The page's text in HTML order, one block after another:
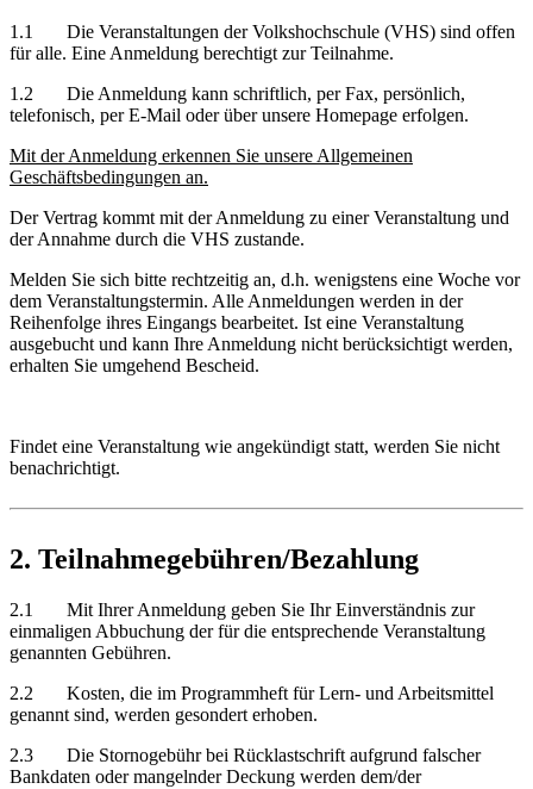
1.1 Die Veranstaltungen der Volkshochschule (VHS) sind offen
für alle. Eine Anmeldung berechtigt zur Teilnahme.
1.2 Die Anmeldung kann schriftlich, per Fax, persönlich,
telefonisch, per E-Mail oder über unsere Homepage erfolgen.
Mit der Anmeldung erkennen Sie unsere Allgemeinen
Geschäftsbedingungen an.
Der Vertrag kommt mit der Anmeldung zu einer Veranstaltung und
der Annahme durch die VHS zustande.
Melden Sie sich bitte rechtzeitig an, d.h. wenigstens eine Woche vor
dem Veranstaltungstermin. Alle Anmeldungen werden in der
Reihenfolge ihres Eingangs bearbeitet. Ist eine Veranstaltung
ausgebucht und kann Ihre Anmeldung nicht berücksichtigt werden,
erhalten Sie umgehend Bescheid.
Findet eine Veranstaltung wie angekündigt statt, werden Sie nicht
benachrichtigt.
2. Teilnahmegebühren/Bezahlung
2.1 Mit Ihrer Anmeldung geben Sie Ihr Einverständnis zur
einmaligen Abbuchung der für die entsprechende Veranstaltung
genannten Gebühren.
2.2 Kosten, die im Programmheft für Lern- und Arbeitsmittel
genannt sind, werden gesondert erhoben.
2.3 Die Stornogebühr bei Rücklastschrift aufgrund falscher
Bankdaten oder mangelnder Deckung werden dem/der